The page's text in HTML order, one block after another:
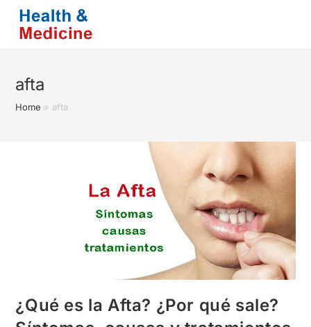
Saltar
contenido
afta
Home » afta
¿Qué es la Afta? ¿Por qué sale?